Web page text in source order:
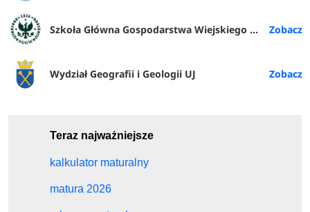
Szkoła Główna Gospodarstwa Wiejskiego w Warszawie
Wydział Geografii i Geologii UJ
Teraz najważniejsze
kalkulator maturalny
matura 2026